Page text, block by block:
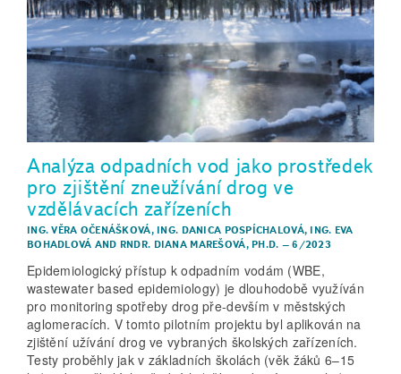
Analýza odpadních vod jako prostředek
pro zjištění zneužívání drog ve
vzdělávacích zařízeních
ING. VĚRA OČENÁŠKOVÁ, ING. DANICA POSPÍCHALOVÁ, ING. EVA
BOHADLOVÁ AND RNDR. DIANA MAREŠOVÁ, PH.D. –6/2023
Epidemiologický přístup k odpadním vodám (WBE,
wastewater based epidemiology) je dlouhodobě využíván
pro monitoring spotřeby drog pře-devším v městských
aglomeracích. V tomto pilotním projektu byl aplikován na
zjištění užívání drog ve vybraných školských zařízeních.
Testy proběhly jak v základních školách (věk žáků 6–15